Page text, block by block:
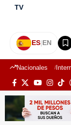
TV
ES|EN
Nacionales